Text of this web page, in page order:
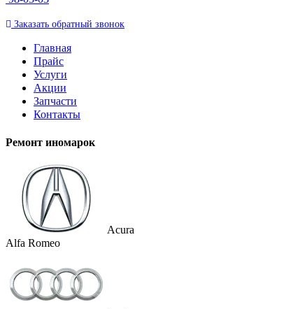
Заказать обратный звонок
Главная
Прайс
Услуги
Акции
Запчасти
Контакты
Ремонт иномарок
Acura
Alfa Romeo